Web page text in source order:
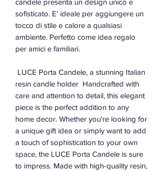
candele presenta un design unico e
sofisticato. E' ideale per aggiungere un
tocco di stile e calore a qualsiasi
ambiente. Perfetto come idea regalo
per amici e familiari.
LUCE Porta Candele, a stunning Italian
resin candle holder Handcrafted with
care and attention to detail, this elegant
piece is the perfect addition to any
home decor. Whether you're looking for
a unique gift idea or simply want to add
a touch of sophistication to your own
space, the LUCE Porta Candele is sure
to impress. Made with high-quality resin,